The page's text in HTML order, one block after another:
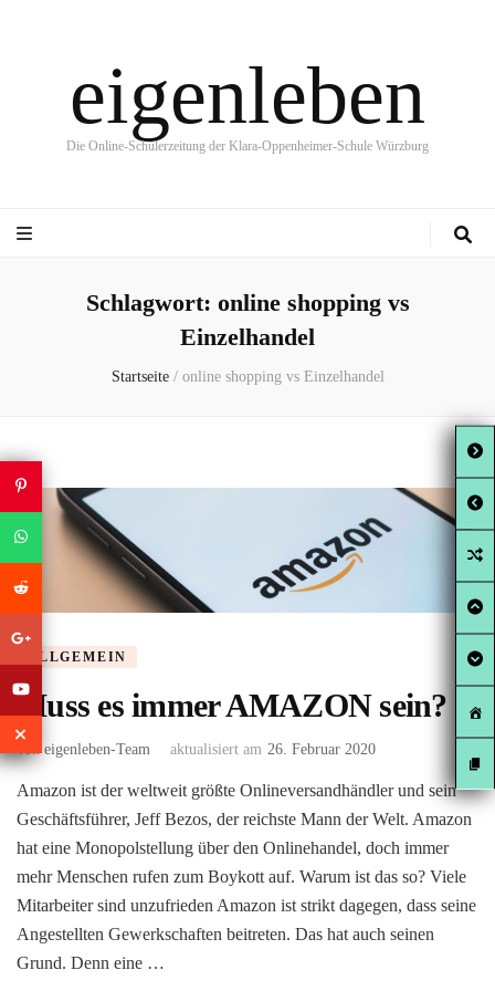
eigenleben
Die Online-Schülerzeitung der Klara-Oppenheimer-Schule Würzburg
Schlagwort: online shopping vs
Einzelhandel
Startseite / online shopping vs Einzelhandel
ALLGEMEIN
Muss es immer AMAZON sein?
eigenleben-Team aktualisiert am 26. Februar 2020
Amazon ist der weltweit größte Onlineversandhändler und sein
Geschäftsführer, Jeff Bezos, der reichste Mann der Welt. Amazon
hat eine Monopolstellung über den Onlinehandel, doch immer
mehr Menschen rufen zum Boykott auf. Warum ist das so? Viele
Mitarbeiter sind unzufrieden Amazon ist strikt dagegen, dass seine
Angestellten Gewerkschaften beitreten. Das hat auch seinen
Grund. Denn eine …